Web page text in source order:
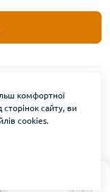
Контакти
комфортної
сайту, ви
cookies.